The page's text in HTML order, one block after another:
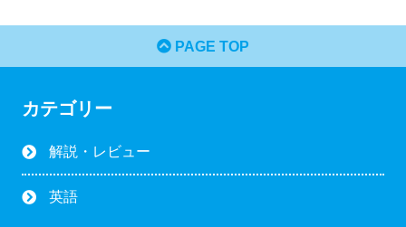
PAGE TOP
カテゴリー
解説・レビュー
英語